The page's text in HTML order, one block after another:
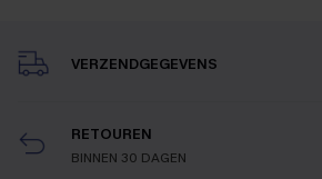
VERZENDGEGEVENS
RETOUREN
BINNEN 30 DAGEN